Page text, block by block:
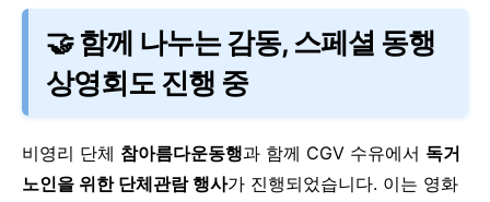
🤝 함께 나누는 감동, 스페셜 동행
상영회도 진행 중
비영리 단체 참아름다운동행과 함께 CGV 수유에서 독거
노인을 위한 단체관람 행사가 진행되었습니다. 이는 영화